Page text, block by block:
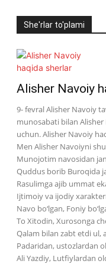
She'rlar to'plami
Alisher Navoiy
9- fevral Alisher Navoiy
munosabati bilan
uchun. Alisher Navoiy
Men Alisher Navoiyni
Munojotim navosidan
Quddus borib Buroqida
Rasulimga ajib ummat
Ijtimoiy va ijodiy
Navo bo‘lgan, Foniy
To Xitodin, Xurosonga
Qalam bilan zabt etdi ul,
Padaridan, ustozlardan
Ali Yazdiy, Lutfiylardan